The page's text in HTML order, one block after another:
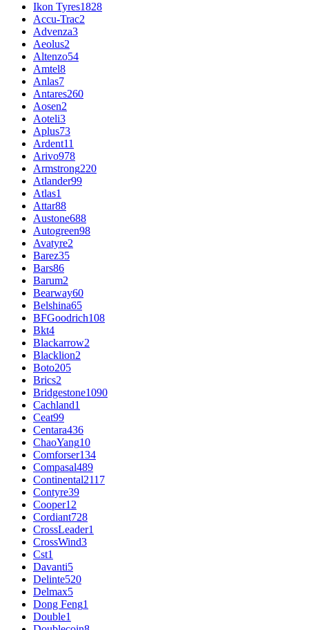
Ikon Tyres1828
Accu-Trac2
Advenza3
Aeolus2
Altenzo54
Amtel8
Anlas7
Antares260
Aosen2
Aoteli3
Aplus73
Ardent11
Arivo978
Armstrong220
Atlander99
Atlas1
Attar88
Austone688
Autogreen98
Avatyre2
Barez35
Bars86
Barum2
Bearway60
Belshina65
BFGoodrich108
Bkt4
Blackarrow2
Blacklion2
Boto205
Brics2
Bridgestone1090
Cachland1
Ceat99
Centara436
ChaoYang10
Comforser134
Compasal489
Continental2117
Contyre39
Cooper12
Cordiant728
CrossLeader1
CrossWind3
Cst1
Davanti5
Delinte520
Delmax5
Dong Feng1
Double1